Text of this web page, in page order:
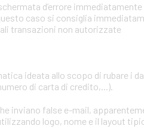
d’errore
caso si consiglia
transazioni non autorizzate
ideata allo scopo di rubare i
di carta di credito,...).
inviano false e-mail,
logo, nome e il layout